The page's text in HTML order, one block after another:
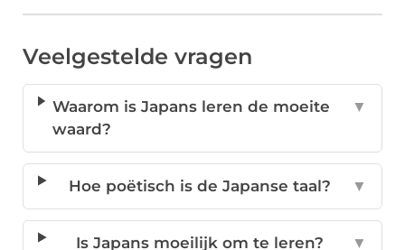
Veelgestelde vragen
Waarom is Japans leren de moeite
waard?
▼
Hoe poëtisch is de Japanse taal? ▼
Is Japans moeilijk om te leren? ▼